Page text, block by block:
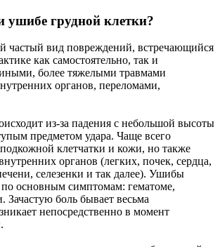
ушибе грудной клетки?
частый вид повреждений, встречающийся
как самостоятельно, так и
более тяжелыми травмами
органов, переломами,
из-за падения с небольшой высоты
предметом удара. Чаще всего
клетчатки и кожи, но также
органов (легких, почек, сердца,
селезенки и так далее). Ушибы
основным симптомам: гематоме,
Зачастую боль бывает весьма
непосредственно в момент